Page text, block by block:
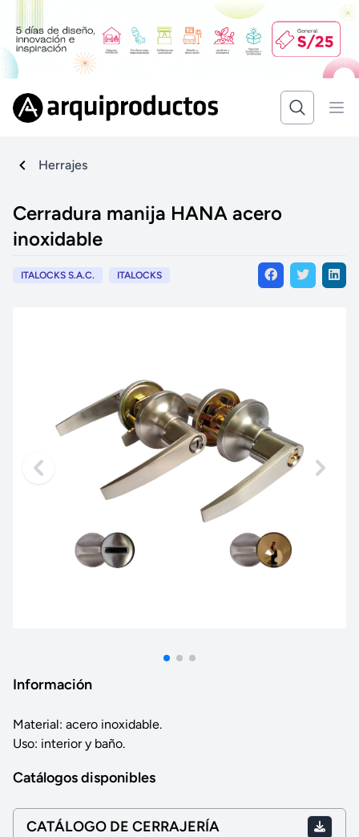
Herrajes
Cerradura manija HANA acero
inoxidable
ITALOCKS S.A.C. ITALOCKS
Información
Material: acero inoxidable.
Uso: interior y baño.
Catálogos disponibles
CATÁLOGO DE CERRAJERÍA